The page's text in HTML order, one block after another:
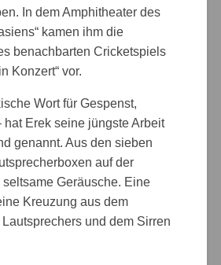
In dem Amphitheater des
kamen ihm die
benachbarten Cricketspiels
Konzert“ vor.
Wort für Gespenst,
hat Erek seine jüngste Arbeit
genannt. Aus den sieben
auf der
Geräusche. Eine
Kreuzung aus dem
und dem Sirren